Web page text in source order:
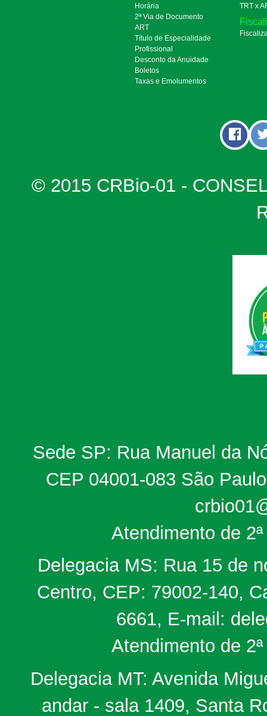
Horária
2ª Via de Documento
ART
Título de Especialidade
Profissional
Desconto da Anuidade
Boletos
Taxas e Emolumentos
TRT x
© 2015 CRBio-01 -
Sede SP: Rua Manuel da
CEP 04001-083 São
Atendimento de
Delegacia MS: Rua 15 de
Centro, CEP: 79002-140,
6661, E-mail:
Atendimento de
Delegacia MT: Avenida
andar - sala 1409, Santa